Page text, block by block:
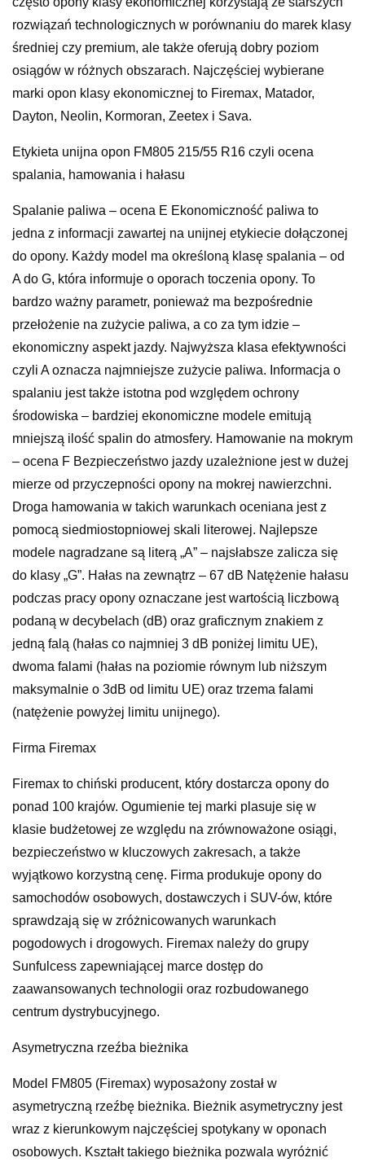
rozwiązań technologicznych w porównaniu do marek klasy
średniej czy premium, ale także oferują dobry poziom
osiągów w różnych obszarach. Najczęściej wybierane
marki opon klasy ekonomicznej to Firemax, Matador,
Dayton, Neolin, Kormoran, Zeetex i Sava.
Etykieta unijna opon FM805 215/55 R16 czyli ocena
spalania, hamowania i hałasu
Spalanie paliwa – ocena E Ekonomiczność paliwa to
jedna z informacji zawartej na unijnej etykiecie dołączonej
do opony. Każdy model ma określoną klasę spalania – od
A do G, która informuje o oporach toczenia opony. To
bardzo ważny parametr, ponieważ ma bezpośrednie
przełożenie na zużycie paliwa, a co za tym idzie –
ekonomiczny aspekt jazdy. Najwyższa klasa efektywności
czyli A oznacza najmniejsze zużycie paliwa. Informacja o
spalaniu jest także istotna pod względem ochrony
środowiska – bardziej ekonomiczne modele emitują
mniejszą ilość spalin do atmosfery. Hamowanie na mokrym
– ocena F Bezpieczeństwo jazdy uzależnione jest w dużej
mierze od przyczepności opony na mokrej nawierzchni.
Droga hamowania w takich warunkach oceniana jest z
pomocą siedmiostopniowej skali literowej. Najlepsze
modele nagradzane są literą „A” – najsłabsze zalicza się
do klasy „G”. Hałas na zewnątrz – 67 dB Natężenie hałasu
podczas pracy opony oznaczane jest wartością liczbową
podaną w decybelach (dB) oraz graficznym znakiem z
jedną falą (hałas co najmniej 3 dB poniżej limitu UE),
dwoma falami (hałas na poziomie równym lub niższym
maksymalnie o 3dB od limitu UE) oraz trzema falami
(natężenie powyżej limitu unijnego).
Firma Firemax
Firemax to chiński producent, który dostarcza opony do
ponad 100 krajów. Ogumienie tej marki plasuje się w
klasie budżetowej ze względu na zrównoważone osiągi,
bezpieczeństwo w kluczowych zakresach, a także
wyjątkowo korzystną cenę. Firma produkuje opony do
samochodów osobowych, dostawczych i SUV-ów, które
sprawdzają się w zróżnicowanych warunkach
pogodowych i drogowych. Firemax należy do grupy
Sunfulcess zapewniającej marce dostęp do
zaawansowanych technologii oraz rozbudowanego
centrum dystrybucyjnego.
Asymetryczna rzeźba bieżnika
Model FM805 (Firemax) wyposażony został w
asymetryczną rzeźbę bieżnika. Bieżnik asymetryczny jest
wraz z kierunkowym najczęściej spotykany w oponach
osobowych. Kształt takiego bieżnika pozwala wyróżnić